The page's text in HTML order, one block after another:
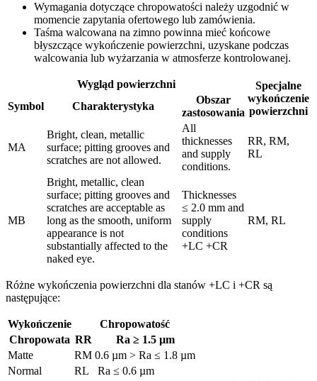
Wymagania dotyczące chropowatości należy uzgodnić w
momencie zapytania ofertowego lub zamówienia.
Taśma walcowana na zimno powinna mieć końcowe
błyszczące wykończenie powierzchni, uzyskane podczas
walcowania lub wyżarzania w atmosferze kontrolowanej.
Wygląd powierzchni
Specjalne
wykończenie
powierzchni
Symbol Charakterystyka
Obszar
zastosowania
MA
Bright, clean, metallic
surface; pitting grooves and
scratches are not allowed.
All
thicknesses
and supply
conditions.
RR, RM,
RL
MB
Bright, metallic, clean
surface; pitting grooves and
scratches are acceptable as
long as the smooth, uniform
appearance is not
substantially affected to the
naked eye.
Thicknesses
≤ 2.0 mm and
supply
conditions
+LC +CR
RM, RL
Różne wykończenia powierzchni dla stanów +LC i +CR są
następujące:
Wykończenie
Chropowatość
Chropowata RR
Ra ≥ 1.5 µm
Matte
RM 0.6 µm > Ra ≤ 1.8 µm
Normal
RL Ra ≤ 0.6 µm